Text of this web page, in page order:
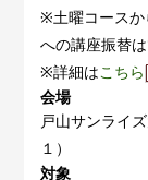
※土曜コースか
への講座振替は
※詳細はこちら
会場
戸山サンライ
１）
対象